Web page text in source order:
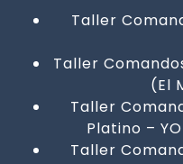
Taller
Taller
(El
Taller
Platino – YO
Taller